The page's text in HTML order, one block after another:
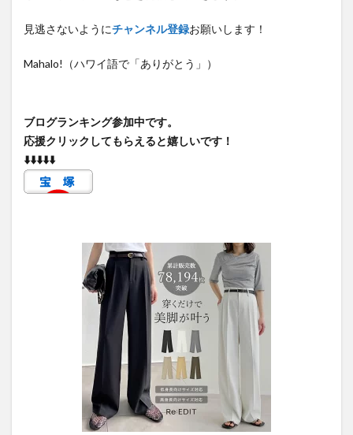
見逃さないようにチャンネル登録お願いします！
Mahalo!（ハワイ語で「ありがとう」）
ブログランキング参加中です。
応援クリックしてもらえると嬉しいです！
⬇️⬇️⬇️⬇️⬇️